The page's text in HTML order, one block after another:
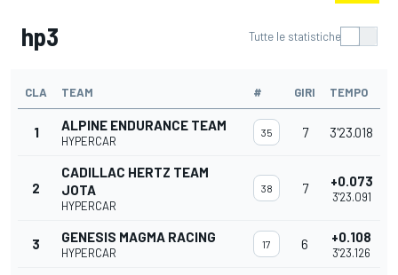
hp3 Tutte le statistiche
CLA TEAM # GIRI TEMPO
1 ALPINE ENDURANCE TEAM
HYPERCAR
35 7 3'23.018
2
CADILLAC HERTZ TEAM
JOTA
HYPERCAR
38 7 +0.073
3'23.091
3 GENESIS MAGMA RACING
HYPERCAR
17 6 +0.108
3'23.126